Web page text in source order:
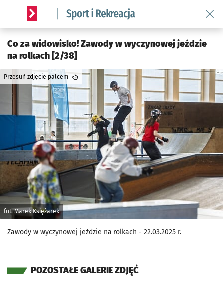
Serwis informacyjny wroclaw.pl podserwis: Sport i rekreacja
Co za widowisko! Zawody w wyczynowej jeździe
na rolkach [2/38]
fot. Marek Księżarek
Przesuń zdjęcie palcem
Zawody w wyczynowej jeździe na rolkach - 22.03.2025 r.
POZOSTAŁE GALERIE ZDJĘĆ